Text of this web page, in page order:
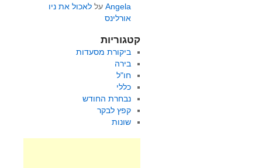
Angelaעל לאכול את ניו
אורלינס
קטגוריות
ביקורת מסעדות
בירה
חו"ל
כללי
נבחרת החודש
קפץ לבקר
שונות